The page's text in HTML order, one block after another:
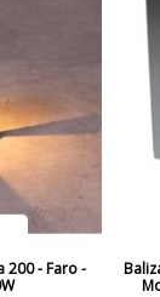
200 - Faro -